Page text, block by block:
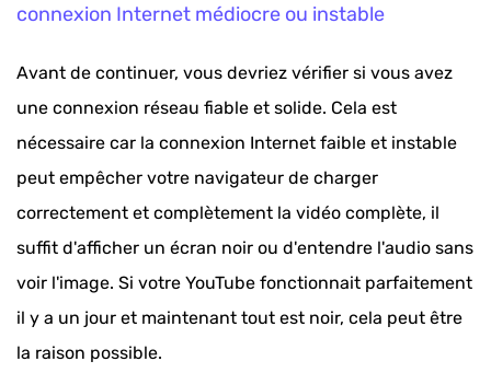
connexion Internet médiocre ou instable
Avant de continuer, vous devriez vérifier si vous avez
une connexion réseau fiable et solide. Cela est
nécessaire car la connexion Internet faible et instable
peut empêcher votre navigateur de charger
correctement et complètement la vidéo complète, il
suffit d'afficher un écran noir ou d'entendre l'audio sans
voir l'image. Si votre YouTube fonctionnait parfaitement
il y a un jour et maintenant tout est noir, cela peut être
la raison possible.